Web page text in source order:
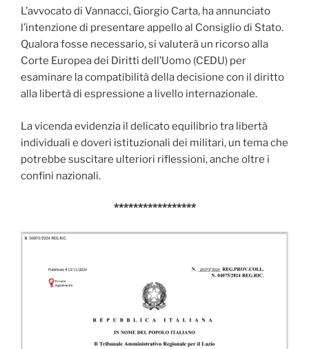
L’avvocato di Vannacci, Giorgio Carta, ha annunciato
l’intenzione di presentare appello al Consiglio di Stato.
Qualora fosse necessario, si valuterà un ricorso alla
Corte Europea dei Diritti dell’Uomo (CEDU) per
esaminare la compatibilità della decisione con il diritto
alla libertà di espressione a livello internazionale.
La vicenda evidenzia il delicato equilibrio tra libertà
individuali e doveri istituzionali dei militari, un tema che
potrebbe suscitare ulteriori riflessioni, anche oltre i
confini nazionali.
*****************